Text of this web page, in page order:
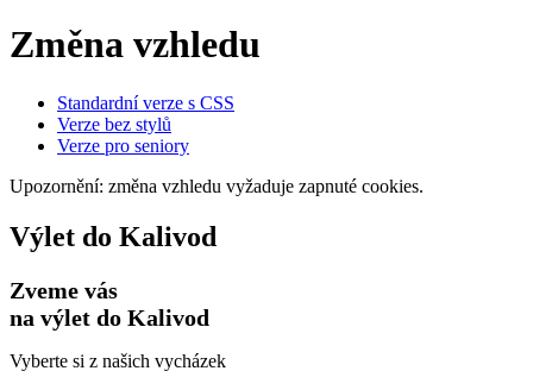
Změna vzhledu
Standardní verze s CSS
Verze bez stylů
Verze pro seniory
Upozornění: změna vzhledu vyžaduje zapnuté cookies.
Výlet do Kalivod
Zveme vás
na výlet do Kalivod
Vyberte si z našich vycházek